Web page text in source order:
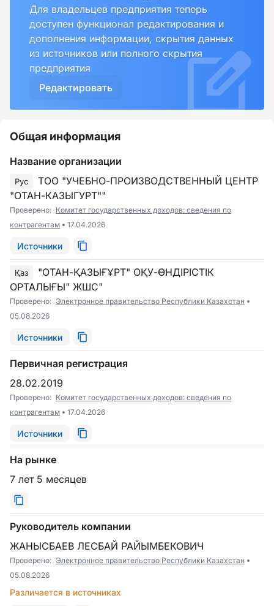
Для владельцев предприятия теперь
доступен функционал редактирования и
дополнения информации, скрытия данных
из источников или полного скрытия
предприятия
Редактировать
Общая информация
Название организации
Рус
ТОО "УЧЕБНО-ПРОИЗВОДСТВЕННЫЙ ЦЕНТР
"ОТАН-КАЗЫГУРТ""
Проверено: Комитет государственных доходов: сведения по
контрагентам
17.04.2026
Источники
Қаз
"ОТАН-ҚАЗЫҒҰРТ" ОҚУ-ӨНДІРІСТІК
ОРТАЛЫҒЫ" ЖШС"
Проверено: Электронное правительство Республики Казахстан
05.08.2026
Источники
Первичная регистрация
28.02.2019
Проверено: Комитет государственных доходов: сведения по
контрагентам
17.04.2026
Источники
На рынке
7 лет 5 месяцев
Руководитель компании
ЖАНЫСБАЕВ ЛЕСБАЙ РАЙЫМБЕКОВИЧ
Проверено: Электронное правительство Республики Казахстан
05.08.2026
Различается в источниках